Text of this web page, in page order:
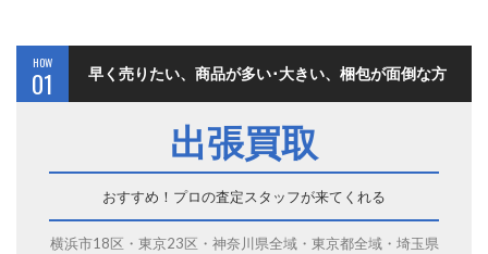
HOW
01 早く売りたい、商品が多い･大きい、梱包が面倒な方
出張買取
おすすめ！プロの査定スタッフが来てくれる
横浜市18区・東京23区・神奈川県全域・東京都全域・埼玉県